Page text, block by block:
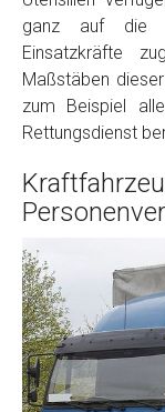
ganz auf die
Einsatzkräfte
Maßstäben
zum Beispiel
Rettungsdienst